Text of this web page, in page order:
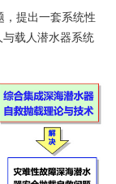
提出一套系统性
载人潜水器系统